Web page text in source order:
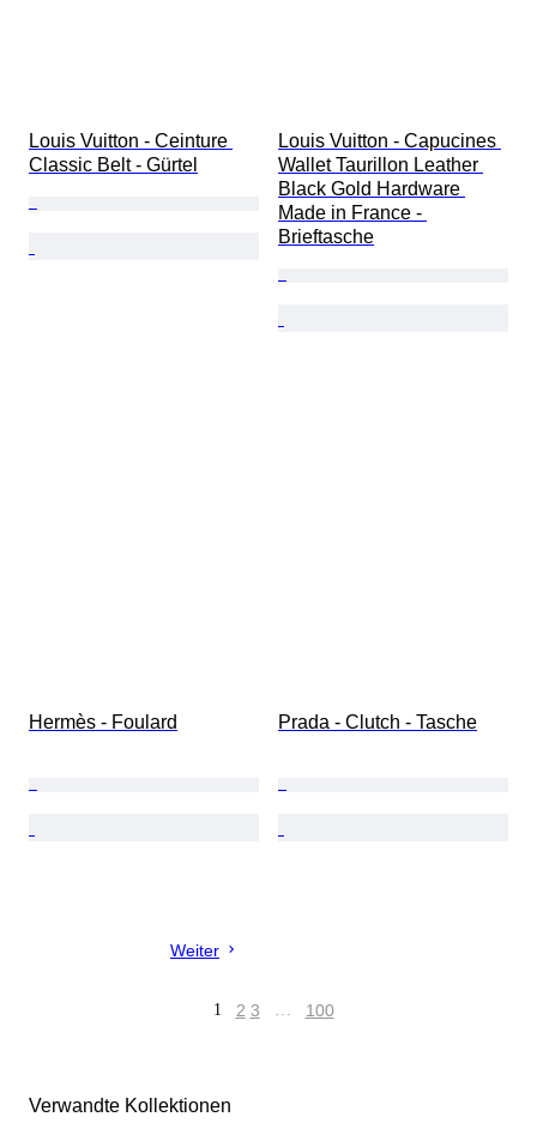
Louis Vuitton - Ceinture
Classic Belt - Gürtel
Louis Vuitton - Capucines
Wallet Taurillon Leather
Black Gold Hardware
Made in France -
Brieftasche
Hermès - Foulard Prada - Clutch - Tasche
Weiter
1 2 3 … 100
Verwandte Kollektionen